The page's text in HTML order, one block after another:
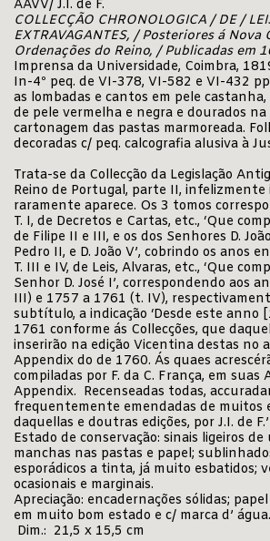
AAVV/ J.I. de F.
COLLECÇÃO CHRONOLOGICA / DE /
EXTRAVAGANTES, / Posteriores á
Ordenações do Reino, / Publicadas em
Imprensa da Universidade, Coimbra,
In-4º peq. de VI-378, VI-582 e VI-432
as lombadas e cantos em pele
de pele vermelha e negra e dourados na
cartonagem das pastas marmoreada.
decoradas c/ peq. calcografia alusiva à
Trata-se da Collecção da Legislação
Reino de Portugal, parte II, infelizmente
raramente aparece. Os 3 tomos
T. I, de Decretos e Cartas, etc., ‘Que
de Filipe II e III, e os dos Senhores D.
Pedro II, e D. João V’, cobrindo os anos
T. III e IV, de Leis, Alvaras, etc., ‘Que
Senhor D. José I’, correspondendo aos
III) e 1757 a 1761 (t. IV),
subtítulo, a indicação ‘Desde este anno
1761 conforme ás Collecções, que
inserirão na edição Vicentina destas no
Appendix do de 1760. Ás quaes
compiladas por F. da C. França, em suas
Appendix. Recenseadas todas,
frequentemente emendadas de muitos
daquellas e doutras edições, por J.I. de F.’
Estado de conservação: sinais ligeiros de
manchas nas pastas e papel;
esporádicos a tinta, já muito esbatidos;
ocasionais e marginais.
Apreciação: encadernações sólidas;
em muito bom estado e c/ marca d’ água.
Dim.: 21,5 x 15,5 cm